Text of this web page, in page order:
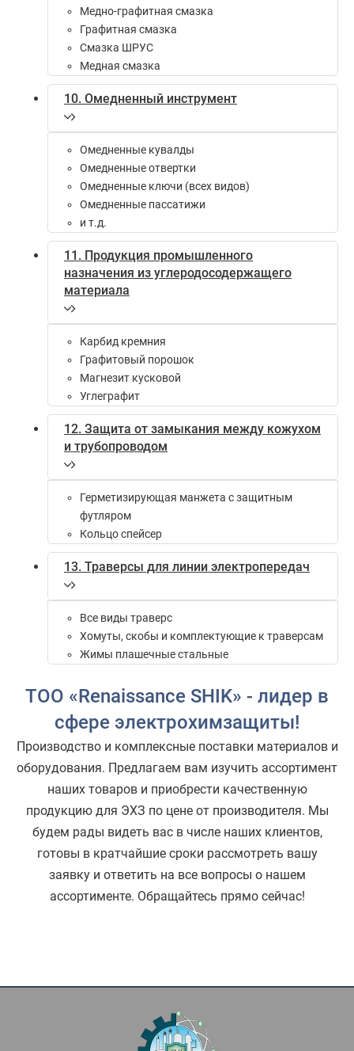
Медно-графитная смазка
Графитная смазка
Смазка ШРУС
Медная смазка
10. Омедненный инструмент
Омедненные кувалды
Омедненные отвертки
Омедненные ключи (всех видов)
Омедненные пассатижи
и т.д.
11. Продукция промышленного
назначения из углеродосодержащего
материала
Карбид кремния
Графитовый порошок
Магнезит кусковой
Углеграфит
12. Защита от замыкания между кожухом
и трубопроводом
Герметизирующая манжета с защитным
футляром
Кольцо спейсер
13. Траверсы для линии электропередач
Все виды траверс
Хомуты, скобы и комплектующие к траверсам
Жимы плашечные стальные
ТОО «Renaissance SHIK» - лидер в
сфере электрохимзащиты!
Производство и комплексные поставки материалов и
оборудования. Предлагаем вам изучить ассортимент
наших товаров и приобрести качественную
продукцию для ЭХЗ по цене от производителя. Мы
будем рады видеть вас в числе наших клиентов,
готовы в кратчайшие сроки рассмотреть вашу
заявку и ответить на все вопросы о нашем
ассортименте. Обращайтесь прямо сейчас!